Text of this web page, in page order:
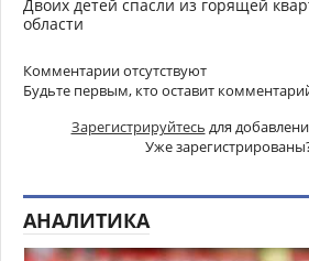
Двоих детей спасли из горящей
области
Комментарии отсутствуют
Будьте первым, кто оставит
Зарегистрируйтесь для
Уже
АНАЛИТИКА